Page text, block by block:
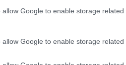
allow Google to enable storage
allow Google to enable storage related
szeretne árat emelni,
ágazatokat összevetve az
de minden ágazatban